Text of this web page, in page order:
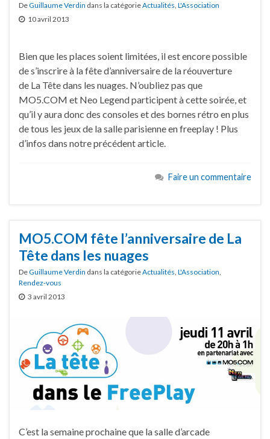
DeGuillaume Verdin dans la catégorieActualités, L'Association
10 avril 2013
Bien que les places soient limitées, il est encore possible
de s’inscrire à la fête d’anniversaire de la réouverture
de La Tête dans les nuages. N’oubliez pas que
MO5.COM et Neo Legend participent à cette soirée, et
qu’il y aura donc des consoles et des bornes rétro en plus
de tous les jeux de la salle parisienne en freeplay ! Plus
d’infos dans notre précédent article.
Faire un commentaire
MO5.COM fête l’anniversaire de La
Tête dans les nuages
DeGuillaume Verdin dans la catégorieActualités, L'Association,
Rendez-vous
3 avril 2013
C’est la semaine prochaine que la salle d’arcade